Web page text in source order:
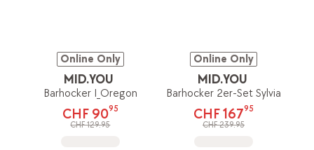
Online Only
MID.YOU
Barhocker I_Oregon
CHF 9095
CHF 129.95
Online Only
MID.YOU
Barhocker 2er-Set Sylvia
CHF 16795
CHF 239.95